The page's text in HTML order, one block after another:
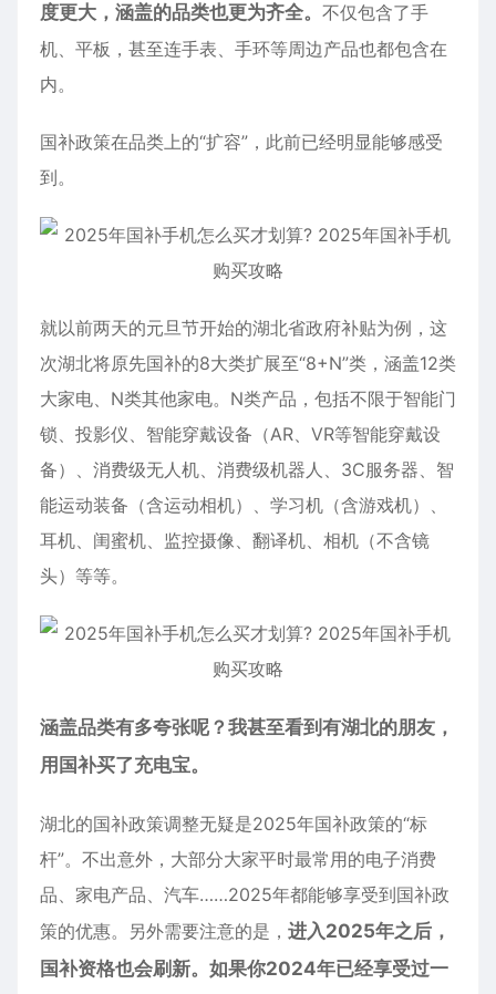
度更大，涵盖的品类也更为齐全。 不仅包含了手
机、平板，甚至连手表、手环等周边产品也都包含在
内。
国补政策在品类上的“扩容”，此前已经明显能够感受
到。
就以前两天的元旦节开始的湖北省政府补贴为例，这
次湖北将原先国补的8大类扩展至“8+N”类，涵盖12类
大家电、N类其他家电。N类产品，包括不限于智能门
锁、投影仪、智能穿戴设备（AR、VR等智能穿戴设
备）、消费级无人机、消费级机器人、3C服务器、智
能运动装备（含运动相机）、学习机（含游戏机）、
耳机、闺蜜机、监控摄像、翻译机、相机（不含镜
头）等等。
涵盖品类有多夸张呢？我甚至看到有湖北的朋友，
用国补买了充电宝。
湖北的国补政策调整无疑是2025年国补政策的“标
杆”。不出意外，大部分大家平时最常用的电子消费
品、家电产品、汽车……2025年都能够享受到国补政
策的优惠。另外需要注意的是， 进入2025年之后，
国补资格也会刷新。如果你2024年已经享受过一